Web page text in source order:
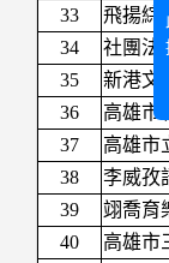
33
飛揚綜
34
社團法
35
新港文
36
高雄市
37
高雄市
38
李威孜
39
翊喬育
40
高雄市